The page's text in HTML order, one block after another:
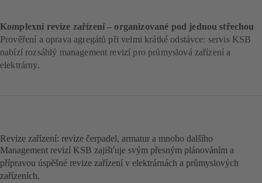
Komplexní revize zařízení – organizované pod jednou střechou
Prověření a oprava agregátů při velmi krátké odstávce: servis KSB
nabízí rozsáhlý management revizí pro průmyslová zařízení a
elektrárny.
Revize zařízení: revize čerpadel, armatur a mnoho dalšího
Management revizí KSB zajišťuje svým přesným plánováním a
přípravou úspěšné revize zařízení v elektrárnách a průmyslových
zařízeních.